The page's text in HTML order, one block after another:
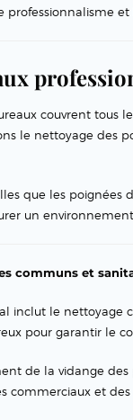
et
couvrent tous
le nettoyage des
que les poignées
un
communs et
inclut le nettoyage
pour garantir le
de la vidange
commerciaux et des